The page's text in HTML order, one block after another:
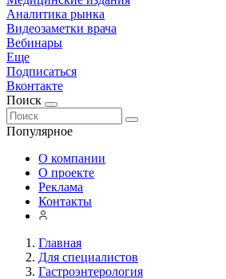
Аналитика рынка
Видеозаметки врача
Вебинары
Еще
Подписаться
Вконтакте
Поиск
Популярное
О компании
О проекте
Реклама
Контакты
Главная
Для специалистов
Гастроэнтерология